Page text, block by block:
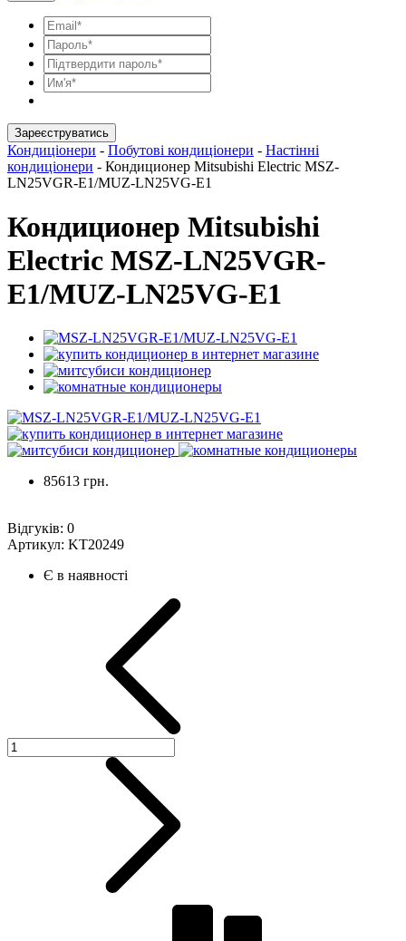
Зареєструватись
Кондиціонери - Побутові кондиціонери - Настінні
кондиціонери - Кондиционер Mitsubishi Electric MSZ-
LN25VGR-E1/MUZ-LN25VG-E1
Кондиционер Mitsubishi
Electric MSZ-LN25VGR-
E1/MUZ-LN25VG-E1
85613 грн.
Відгуків: 0
Артикул: KT20249
Є в наявності